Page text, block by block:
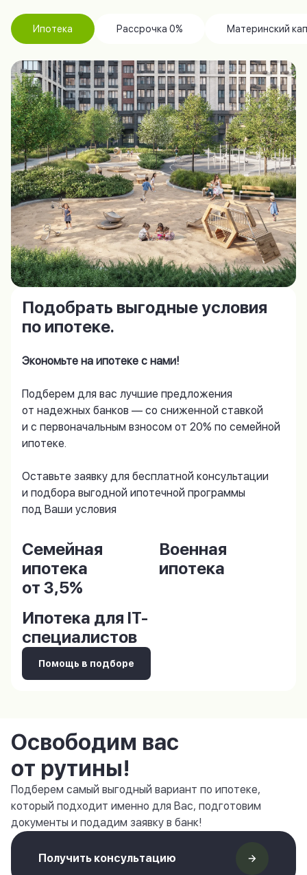
Ипотека Рассрочка 0% Материнский
Подобрать выгодные условия
по ипотеке.
Экономьте на ипотеке с нами!
Подберем для вас лучшие предложения
от надежных банков — со сниженной ставкой
и с первоначальным взносом от 20% по семейной
ипотеке.
Оставьте заявку для бесплатной консультации
и подбора выгодной ипотечной программы
под Ваши условия
Семейная
ипотека
от 3,5%
Военная
ипотека
Ипотека для IT-
специалистов
Помощь в подборе
Освободим вас
от рутины!
Подберем самый выгодный вариант по ипотеке,
который подходит именно для Вас, подготовим
документы и подадим заявку в банк!
Получить консультацию